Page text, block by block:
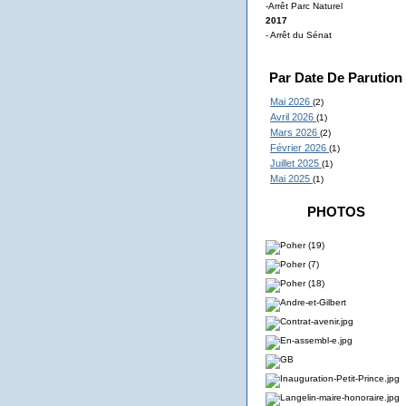
-Arrêt Parc Naturel
2017
- Arrêt du Sénat
Par Date De Parution
Mai 2026 (2)
Avril 2026 (1)
Mars 2026 (2)
Février 2026 (1)
Juillet 2025 (1)
Mai 2025 (1)
PHOTOS